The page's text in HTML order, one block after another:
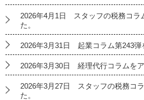
2026年4月1日 スタッフの税務コラ
た。
2026年3月31日 起業コラム第243弾
2026年3月30日 経理代行コラムをア
2026年3月27日 スタッフの税務コ
た。